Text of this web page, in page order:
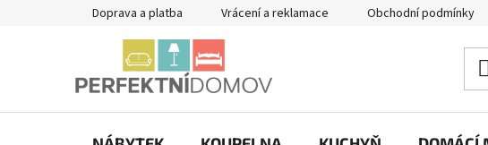
Doprava a platba Vrácení a reklamace Obchodní podmínky